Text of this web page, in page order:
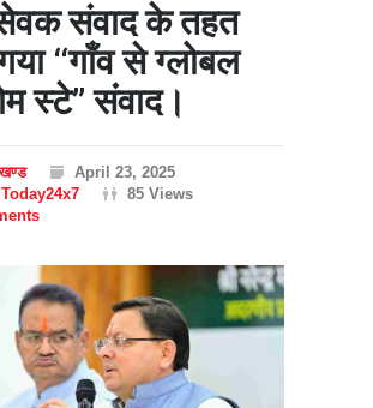
संवाद के तहत
‘‘गाँव से ग्लोबल
स्टे’’ संवाद।
April 23, 2025
85 Views